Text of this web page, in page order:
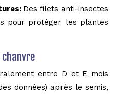
Des filets anti-insectes
pour protéger les plantes
entre D et E mois
données) après le semis,